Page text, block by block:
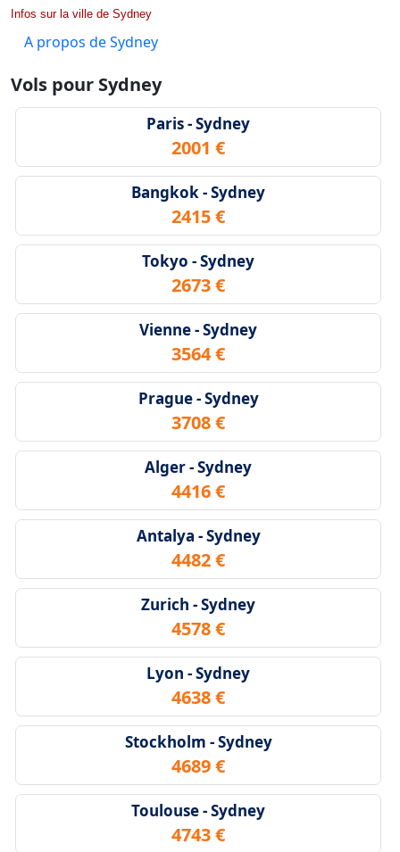
Infos sur la ville de Sydney
A propos de Sydney
Vols pour Sydney
Paris - Sydney
2001 €
Bangkok - Sydney
2415 €
Tokyo - Sydney
2673 €
Vienne - Sydney
3564 €
Prague - Sydney
3708 €
Alger - Sydney
4416 €
Antalya - Sydney
4482 €
Zurich - Sydney
4578 €
Lyon - Sydney
4638 €
Stockholm - Sydney
4689 €
Toulouse - Sydney
4743 €